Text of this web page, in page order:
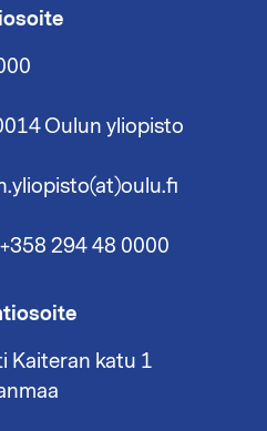
Oulun yliopisto
294 48 0000
Kaiteran katu 1